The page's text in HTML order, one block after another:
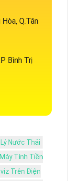
Q.Tân
Bình Trị
Nước Thải
Tính Tiền
Trên Điện